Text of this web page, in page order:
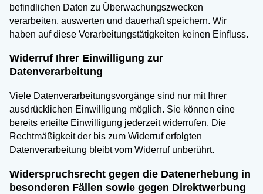
befindlichen Daten zu Überwachungszwecken
verarbeiten, auswerten und dauerhaft speichern. Wir
haben auf diese Verarbeitungstätigkeiten keinen Einfluss.
Widerruf Ihrer Einwilligung zur
Datenverarbeitung
Viele Datenverarbeitungsvorgänge sind nur mit Ihrer
ausdrücklichen Einwilligung möglich. Sie können eine
bereits erteilte Einwilligung jederzeit widerrufen. Die
Rechtmäßigkeit der bis zum Widerruf erfolgten
Datenverarbeitung bleibt vom Widerruf unberührt.
Widerspruchsrecht gegen die Datenerhebung in
besonderen Fällen sowie gegen Direktwerbung